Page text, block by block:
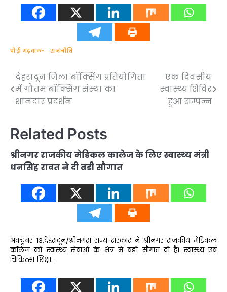
पौड़ी गढ़वाल राजनीति
Post
navigation
देहरादून जिला बॉक्सिंग प्रतियोगिता
में गौतम बॉक्सिंग संस्था का
शानदार प्रदर्शन
एक दिवसीय
स्वास्थ्य शिविर
हुआ सम्पन्न
Related Posts
श्रीनगर राजकीय मेडिकल कालेज के लिए स्वास्थ्य मंत्री
धनसिंह रावत ने दी बडी सौगात
अक्टूबर 13,देहरादून/श्रीनगर। राज्य सरकार ने श्रीनगर राजकीय मेडिकल
कॉलेज को स्वास्थ्य सेवाओं के क्षेत्र में बड़ी सौगात दी है। स्वास्थ्य एवं
चिकित्सा शिक्षा…